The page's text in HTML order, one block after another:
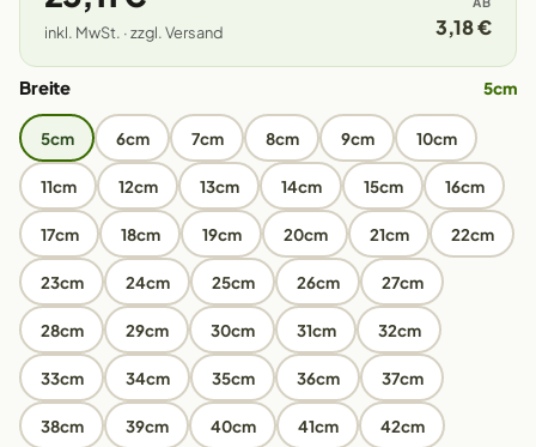
inkl. MwSt. · zzgl. Versand 3,18 €
Breite 5cm
5cm 6cm 7cm 8cm 9cm 10cm
11cm 12cm 13cm 14cm 15cm 16cm
17cm 18cm 19cm 20cm 21cm 22cm
23cm 24cm 25cm 26cm 27cm
28cm 29cm 30cm 31cm 32cm
33cm 34cm 35cm 36cm 37cm
38cm 39cm 40cm 41cm 42cm